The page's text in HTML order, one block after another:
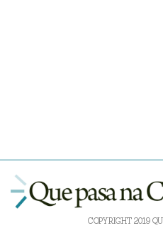
COPYRIGHT 2019